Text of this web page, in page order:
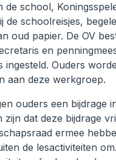
de school,
de schoolreisjes,
oud papier. De OV
en
ingesteld. Ouders
aan deze werkgroep.
ouders een bijdrage
zijn dat deze bijdrage
ermee
de lesactiviteiten